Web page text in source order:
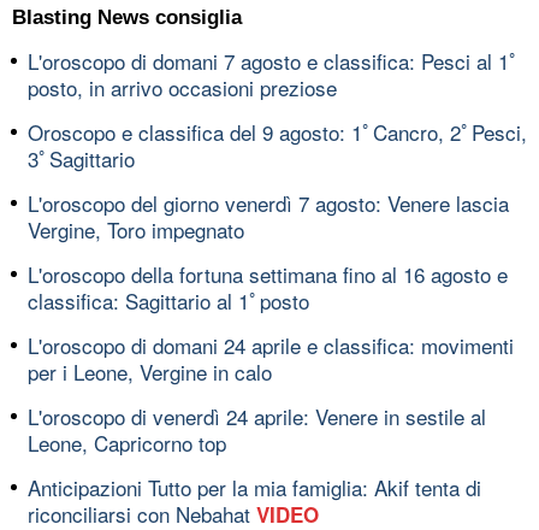
Blasting News consiglia
L'oroscopo di domani 7 agosto e classifica: Pesci al 1ﾟ
posto, in arrivo occasioni preziose
Oroscopo e classifica del 9 agosto: 1ﾟCancro, 2ﾟPesci,
3ﾟSagittario
L'oroscopo del giorno venerdì 7 agosto: Venere lascia
Vergine, Toro impegnato
L'oroscopo della fortuna settimana fino al 16 agosto e
classifica: Sagittario al 1ﾟposto
L'oroscopo di domani 24 aprile e classifica: movimenti
per i Leone, Vergine in calo
L'oroscopo di venerdì 24 aprile: Venere in sestile al
Leone, Capricorno top
Anticipazioni Tutto per la mia famiglia: Akif tenta di
riconciliarsi con Nebahat VIDEO